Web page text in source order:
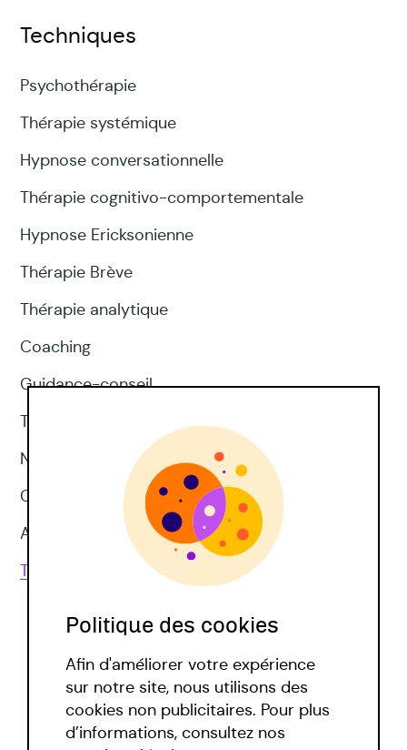
Techniques
Psychothérapie
Thérapie systémique
Hypnose conversationnelle
Thérapie cognitivo-comportementale
Hypnose Ericksonienne
Thérapie Brève
Thérapie analytique
Coaching
Guidance-conseil
Thérapie d'acceptation et d'engagement
Neuropsychologie
CNV
Approches corporelles
Toutes les techniques
Politique des cookies
Afin d'améliorer votre expérience
sur notre site, nous utilisons des
cookies non publicitaires. Pour plus
d’informations, consultez nos